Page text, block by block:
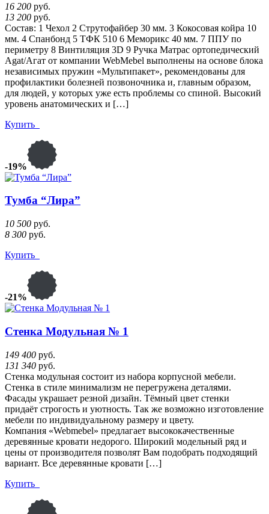
16 200 руб.
13 200 руб.
Состав: 1 Чехол 2 Струтофайбер 30 мм. 3 Кокосовая койра 10
мм. 4 Спанбонд 5 ТФК 510 6 Меморикс 40 мм. 7 ППУ по
периметру 8 Винтиляция 3D 9 Ручка Матрас ортопедический
Agat/Агат от компании WebMebel выполнены на основе блока
независимых пружин «Мультипакет», рекомендованы для
профилактики болезней позвоночника и, главным образом,
для людей, у которых уже есть проблемы со спиной. Высокий
уровень анатомических и […]
Купить
-19%
Тумба “Лира”
10 500 руб.
8 300 руб.
Купить
-21%
Стенка Модульная № 1
149 400 руб.
131 340 руб.
Стенка модульная состоит из набора корпусной мебели.
Стенка в стиле минимализм не перегружена деталями.
Фасады украшает резной дизайн. Тёмный цвет стенки
придаёт строгость и уютность. Так же возможно изготовление
мебели по индивидуальному размеру и цвету.
Компания «Webmebel» предлагает высококачественные
деревянные кровати недорого. Широкий модельный ряд и
цены от производителя позволят Вам подобрать подходящий
вариант. Все деревянные кровати […]
Купить